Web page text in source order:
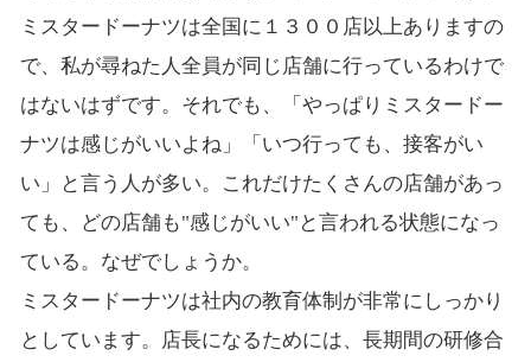
ミスタードーナツは全国に１３００店以上ありますの
で、私が尋ねた人全員が同じ店舗に行っているわけで
はないはずです。それでも、「やっぱりミスタードー
ナツは感じがいいよね」「いつ行っても、接客がい
い」と言う人が多い。これだけたくさんの店舗があっ
ても、どの店舗も"感じがいい"と言われる状態になっ
ている。なぜでしょうか。
ミスタードーナツは社内の教育体制が非常にしっかり
としています。店長になるためには、長期間の研修合